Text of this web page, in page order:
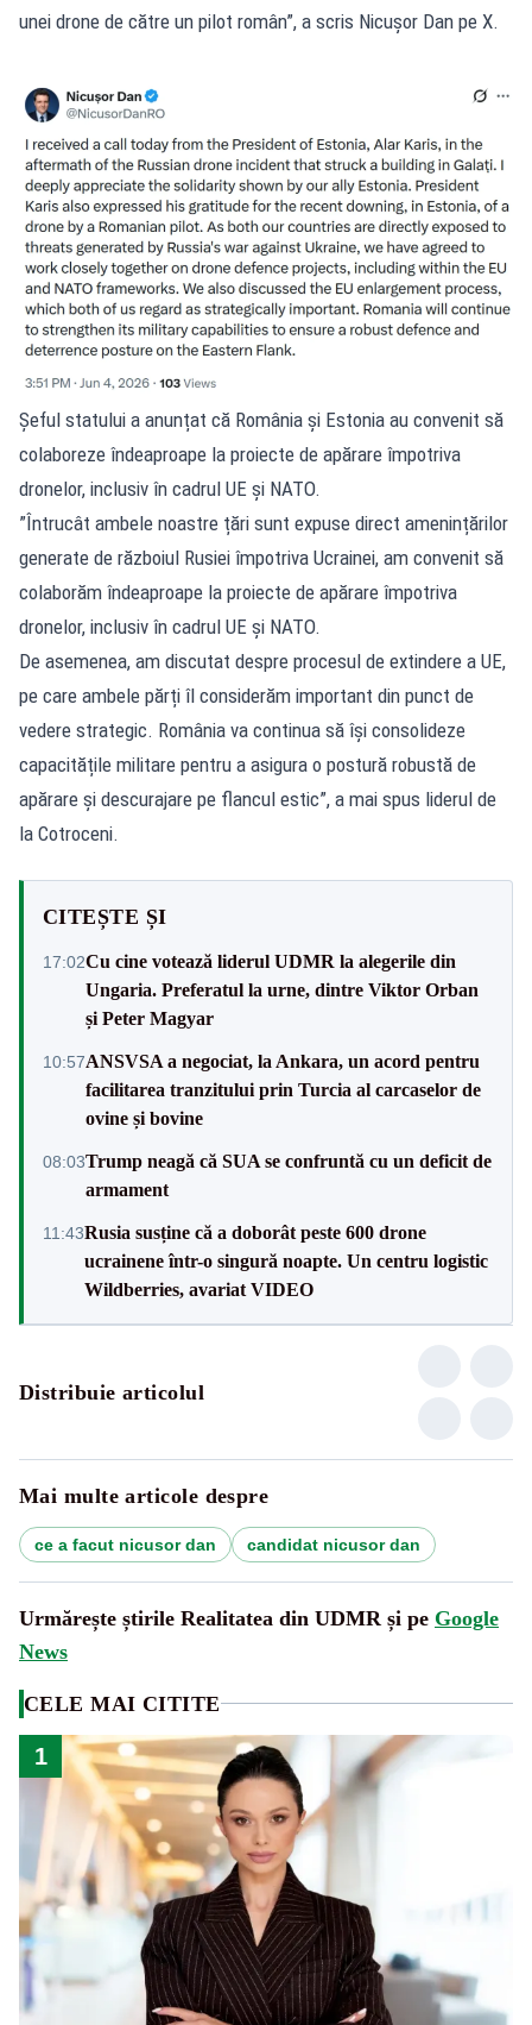
unei drone de către un pilot român”, a scris Nicușor Dan pe X.
Șeful statului a anunțat că România și Estonia au convenit să
colaboreze îndeaproape la proiecte de apărare împotriva
dronelor, inclusiv în cadrul UE și NATO.
”Întrucât ambele noastre țări sunt expuse direct amenințărilor
generate de războiul Rusiei împotriva Ucrainei, am convenit să
colaborăm îndeaproape la proiecte de apărare împotriva
dronelor, inclusiv în cadrul UE și NATO.
De asemenea, am discutat despre procesul de extindere a UE,
pe care ambele părți îl considerăm important din punct de
vedere strategic. România va continua să își consolideze
capacitățile militare pentru a asigura o postură robustă de
apărare și descurajare pe flancul estic”, a mai spus liderul de
la Cotroceni.
CITEȘTE ȘI
17:02Cu cine votează liderul UDMR la alegerile din
Ungaria. Preferatul la urne, dintre Viktor Orban
și Peter Magyar
10:57ANSVSA a negociat, la Ankara, un acord pentru
facilitarea tranzitului prin Turcia al carcaselor de
ovine și bovine
08:03Trump neagă că SUA se confruntă cu un deficit de
armament
11:43Rusia susține că a doborât peste 600 drone
ucrainene într-o singură noapte. Un centru logistic
Wildberries, avariat VIDEO
Distribuie articolul
Mai multe articole despre
ce a facut nicusor dan candidat nicusor dan
Urmărește știrile Realitatea din UDMR și pe Google
News
CELE MAI CITITE
1